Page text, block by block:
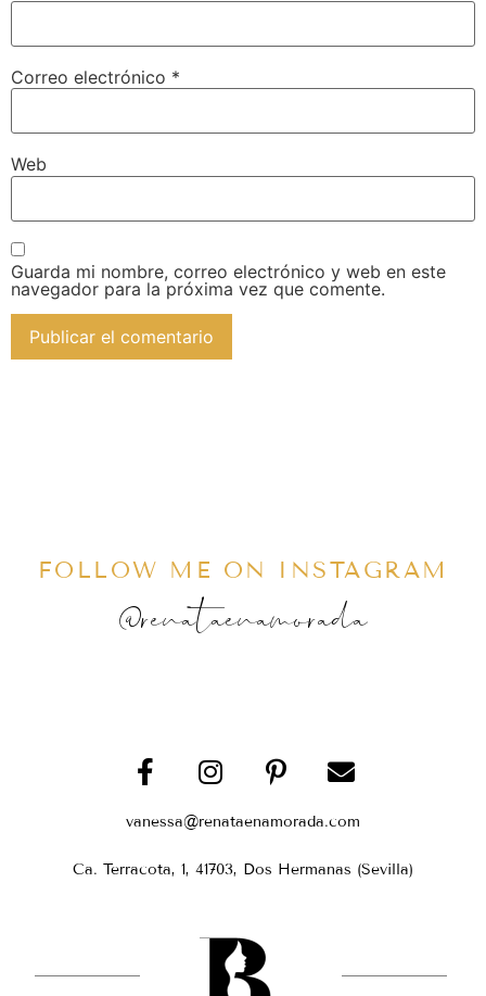
Correo electrónico *
Web
Guarda mi nombre, correo electrónico y web en este
navegador para la próxima vez que comente.
FOLLOW ME ON INSTAGRAM
@renataenamorada
vanessa@renataenamorada.com
Ca. Terracota, 1, 41703, Dos Hermanas (Sevilla)